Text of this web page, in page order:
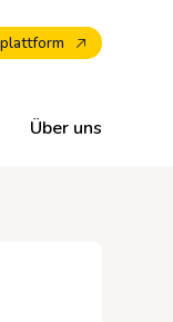
—
für
Über uns